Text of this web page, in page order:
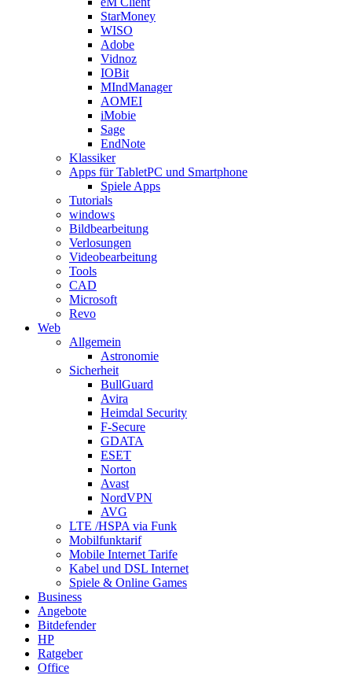
StarMoney
WISO
Adobe
Vidnoz
IOBit
MIndManager
AOMEI
iMobie
Sage
EndNote
Klassiker
Apps für TabletPC und Smartphone
Spiele Apps
Tutorials
windows
Bildbearbeitung
Verlosungen
Videobearbeitung
Tools
CAD
Microsoft
Revo
Web
Allgemein
Astronomie
Sicherheit
BullGuard
Avira
Heimdal Security
F-Secure
GDATA
ESET
Norton
Avast
NordVPN
AVG
LTE /HSPA via Funk
Mobilfunktarif
Mobile Internet Tarife
Kabel und DSL Internet
Spiele & Online Games
Business
Angebote
Bitdefender
HP
Ratgeber
Office